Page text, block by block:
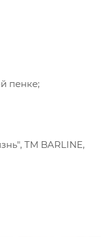
пенке;
ТМ BARLINE,